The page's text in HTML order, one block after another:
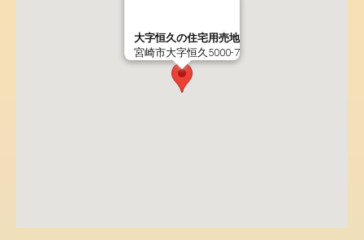
大字恒久の住宅用売地
宮崎市大字恒久5000-7